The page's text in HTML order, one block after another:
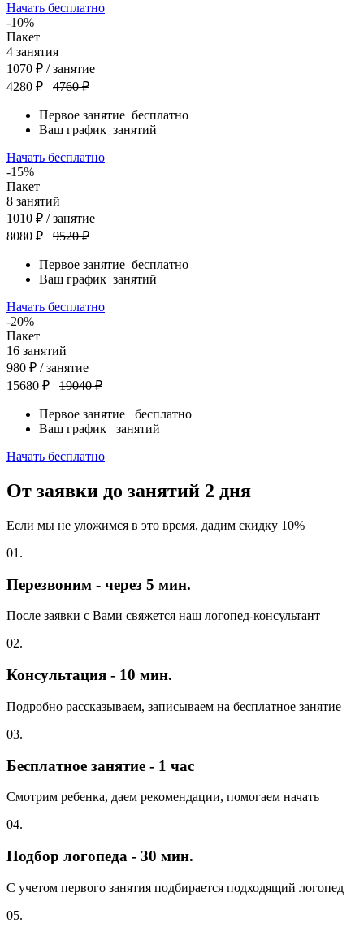
Начать бесплатно
-10%
Пакет
4 занятия
1070 ₽ / занятие
4280 ₽
4760 ₽
Первое занятие бесплатно
Ваш график занятий
Начать бесплатно
-15%
Пакет
8 занятий
1010 ₽ / занятие
8080 ₽
9520 ₽
Первое занятие бесплатно
Ваш график занятий
Начать бесплатно
-20%
Пакет
16 занятий
980 ₽ / занятие
15680 ₽
19040 ₽
Первое занятие бесплатно
Ваш график занятий
Начать бесплатно
От заявки до занятий 2 дня
Если мы не уложимся в это время, дадим скидку 10%
01.
Перезвоним - через 5 мин.
После заявки с Вами свяжется наш логопед-консультант
02.
Консультация - 10 мин.
Подробно рассказываем, записываем на бесплатное занятие
03.
Бесплатное занятие - 1 час
Смотрим ребенка, даем рекомендации, помогаем начать
04.
Подбор логопеда - 30 мин.
С учетом первого занятия подбирается подходящий логопед
05.